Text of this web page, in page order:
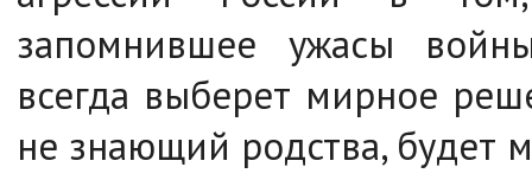
запомнившее ужасы
всегда выберет мирное
не знающий родства, будет